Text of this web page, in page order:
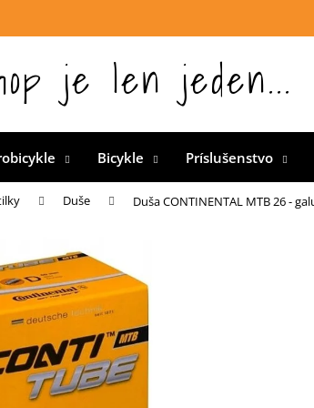
CTM bicykle na Slovensku
je len jeden...
Bicykle Príslušenstvo
Duše Duša CONTINENTAL MTB 26 -